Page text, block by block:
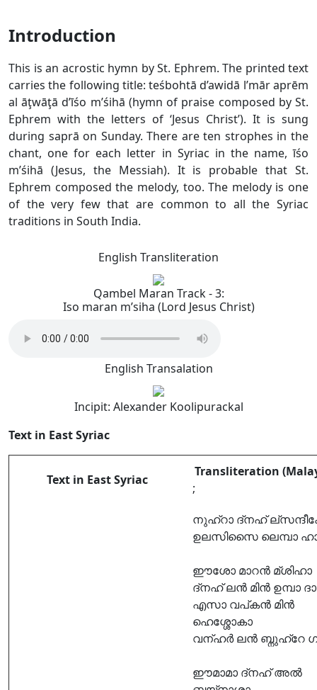
Introduction
This is an acrostic hymn by St. Ephrem. The printed text
carries the following title: teśbohtā d’awidā l’mār aprēm
al āţwāţā d’īśo m’śihā (hymn of praise composed by St.
Ephrem with the letters of ‘Jesus Christ’). It is sung
during saprā on Sunday. There are ten strophes in the
chant, one for each letter in Syriac in the name, īśo
m’śihā (Jesus, the Messiah). It is probable that St.
Ephrem composed the melody, too. The melody is one
of the very few that are common to all the Syriac
traditions in South India.
English Transliteration
Qambel Maran Track - 3:
Iso maran m’siha (Lord Jesus Christ)
English Transalation
Incipit: Alexander Koolipurackal
Text in East Syriac
Text in East Syriac
Transliteration
;
നുഹ്റാ ദ്നഹ്
ഉലസിസൈ ലെമ്പാ
ഈശോ മാറൻ മ്ശിഹാ
ദ്നഹ് ലൻ മിൻ ഉമ്പാ
എസാ വപ്കൻ മിൻ
ഹെശ്ശോകാ
വന്ഹർ ലൻ ബ്നുഹ്റേ
ഈമാമാ ദ്നഹ് അൽ